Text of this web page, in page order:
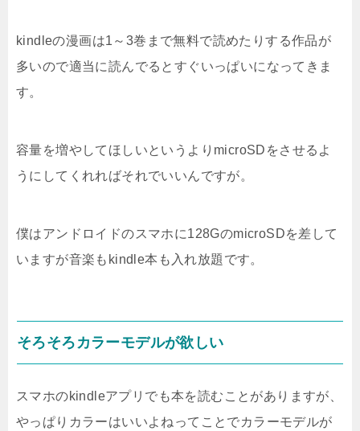
kindleの漫画は1～3巻まで無料で読めたりする作品が
多いので適当に読んでるとすぐいっぱいになってきま
す。
容量を増やしてほしいというよりmicroSDをさせるよ
うにしてくれればそれでいいんですが。
僕はアンドロイドのスマホに128GのmicroSDを差して
いますが音楽もkindle本も入れ放題です。
そろそろカラーモデルが欲しい
スマホのkindleアプリでも本を読むことがありますが、
やっぱりカラーはいいよねってことでカラーモデルが